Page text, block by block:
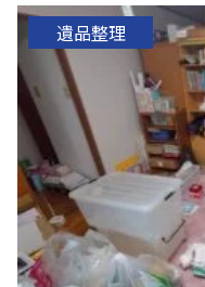
遺品整理